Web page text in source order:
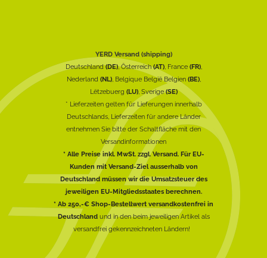
YERD Versand (shipping)
Deutschland(DE), Österreich(AT), France (FR),
Nederland (NL), Belgique België Belgien (BE),
Lëtzebuerg (LU), Sverige(SE)
* Lieferzeiten gelten für Lieferungen innerhalb
Deutschlands, Lieferzeiten für andere Länder
entnehmen Sie bitte der Schaltfläche mit den
Versandinformationen
* Alle Preise inkl. MwSt. zzgl. Versand. Für EU-
Kunden mit Versand-Ziel ausserhalb von
Deutschland müssen wir die Umsatzsteuer des
jeweiligen EU-Mitgliedsstaates berechnen.
* Ab 250,-€ Shop-Bestellwert versandkostenfrei in
Deutschlandund in den beim jeweiligen Artikel als
versandfrei gekennzeichneten Ländern!